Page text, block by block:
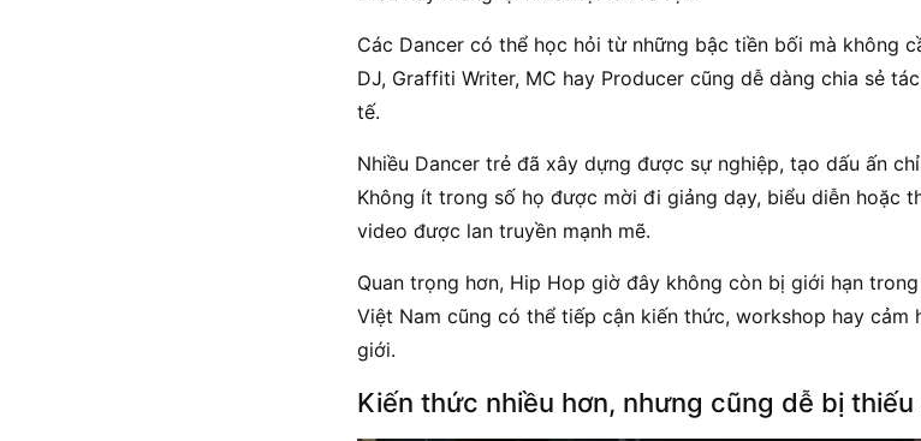
Các Dancer có thể học hỏi từ những bậc tiền bối mà không
DJ, Graffiti Writer, MC hay Producer cũng dễ dàng chia sẻ
tế.
Nhiều Dancer trẻ đã xây dựng được sự nghiệp, tạo dấu ấn
Không ít trong số họ được mời đi giảng dạy, biểu diễn hoặc
video được lan truyền mạnh mẽ.
Quan trọng hơn, Hip Hop giờ đây không còn bị giới hạn
Việt Nam cũng có thể tiếp cận kiến thức, workshop hay
giới.
Kiến thức nhiều hơn, nhưng cũng dễ bị thiếu